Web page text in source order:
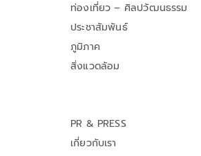
ท่องเที่ยว – ศิลปวัฒนธรรม
ประชาสัมพันธ์
ภูมิภาค
สิ่งแวดล้อม
PR & PRESS
เกี่ยวกับเรา